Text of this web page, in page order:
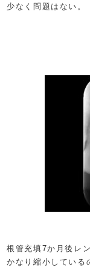
少なく問題はない。
根管充填7か月後レ
かなり縮小している